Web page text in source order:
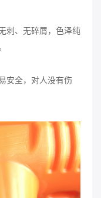
刺、无碎屑，色泽纯
安全，对人没有伤